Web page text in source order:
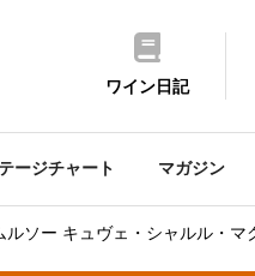
ワイン日記
ージチャート マガジン
ルソー キュヴェ・シャルル・マ